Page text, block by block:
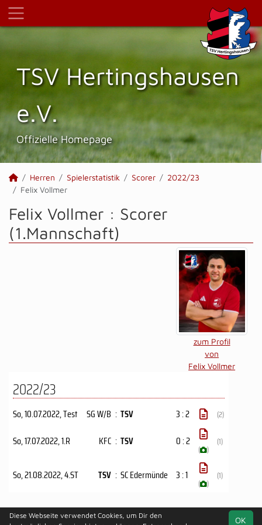
TSV Hertings­hausen
e.V.
Offizielle Homepage
Herren Spielerstatistik Scorer
2022/23
Felix Vollmer
Felix Vollmer : Scorer
(1.Mannschaft)
zum Profil
von
Felix Vollmer
2022/23
So, 10.07.2022, Test SG W/B : TSV 3 : 2 (2)
So, 17.07.2022, 1.R KFC : TSV 0 : 2
( )
(1)
So, 21.08.2022, 4.ST TSV : SC Edermünde 3 : 1
( )
(1)
soccero.de OK
Diese Webseite verwendet Cookies, um Dir den